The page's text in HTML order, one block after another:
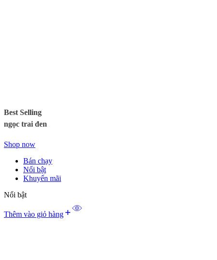
Best Selling
ngọc trai đen
Shop now
Bán chạy
Nổi bật
Khuyến mãi
Nổi bật
Thêm vào giỏ hàng